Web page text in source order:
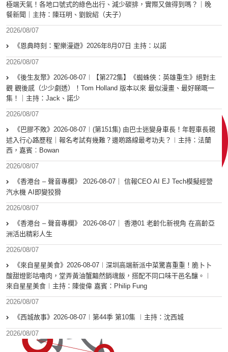
極端天氣！各地口號式的綠色出行、減少碳排，實際又做得到嗎？｜晚
餐新聞｜主持：陳珏明、劉銳紹（夫子）
2026/08/07
《恩典時刻：聖樂漫遊》2026年8月07日 主持：以諾
2026/08/07
《後生友聚》2026-08-07︱【第272集】《蜘蛛俠：英雄重生》絕對主
觀 觀後感（少少劇透）！Tom Holland 版本以來 最似漫畫、最好睇嘅一
集！｜主持：Jack、諾少
2026/08/07
《巴膠不敗》2026-08-07︱(第151集) 由巴士迷變身車長！年輕車長親
述入行心路歷程｜報名考試有幾難？邊啲路線最考功夫？︱主持：法蘭
西，嘉賓︰Bowan
2026/08/07
《香港台 – 聲音專欄》 2026-08-07｜ 信報CEO AI EJ Tech模擬經營
汽水機 AI即變狡猾
2026/08/07
《香港台 – 聲音專欄》 2026-08-07｜ 香港01 老齡化新視角 在高齡亞
洲活出精彩人生
2026/08/07
《來自星星美食》2026-08-07︱深圳高端新派中菜驚喜重重！脆卜卜
酸甜燈影咕嚕肉，堂弄黃油蟹黯然銷魂飯，搭配不同口味干邑名釀。︱
來自星星美食︱主持：陳俊偉 嘉賓：Philip Fung
2026/08/07
《西城故事》2026-08-07︱第44季 第10集 ︱主持：沈西城
2026/08/07